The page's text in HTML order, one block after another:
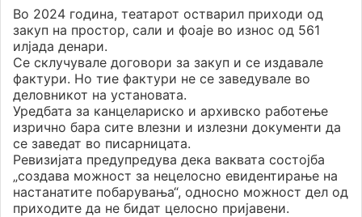
Во 2024 година, театарот остварил приходи од
закуп на простор, сали и фоаје во износ од 561
илјада денари.
Се склучувале договори за закуп и се издавале
фактури. Но тие фактури не се заведувале во
деловникот на установата.
Уредбата за канцелариско и архивско работење
изрично бара сите влезни и излезни документи да
се заведат во писарницата.
Ревизијата предупредува дека ваквата состојба
„создава можност за нецелосно евидентирање на
настанатите побарувања“, односно можност дел од
приходите да не бидат целосно пријавени.